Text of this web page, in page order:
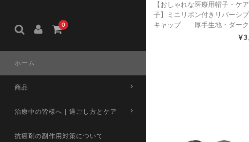
0
ホーム
商品
治療中の皆様へ｜過ごし方とケア
抗癌剤の副作用対策について
プ
子】ターバン・キャップ パープル×
マルチカラー(S746)／アメリカ製
【おしゃれな医療用帽子・ケ
子】ミニリボン付きリバーシブ
キャップ 厚手生地・ダーク
ー×ブラック（S772）／アメリ